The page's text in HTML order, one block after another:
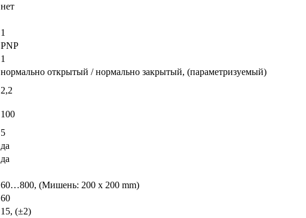
нет
1
PNP
1
нормально открытый / нормально закрытый, (параметризуемый)
2,2
100
5
да
да
60…800, (Мишень: 200 x 200 mm)
60
15, (±2)